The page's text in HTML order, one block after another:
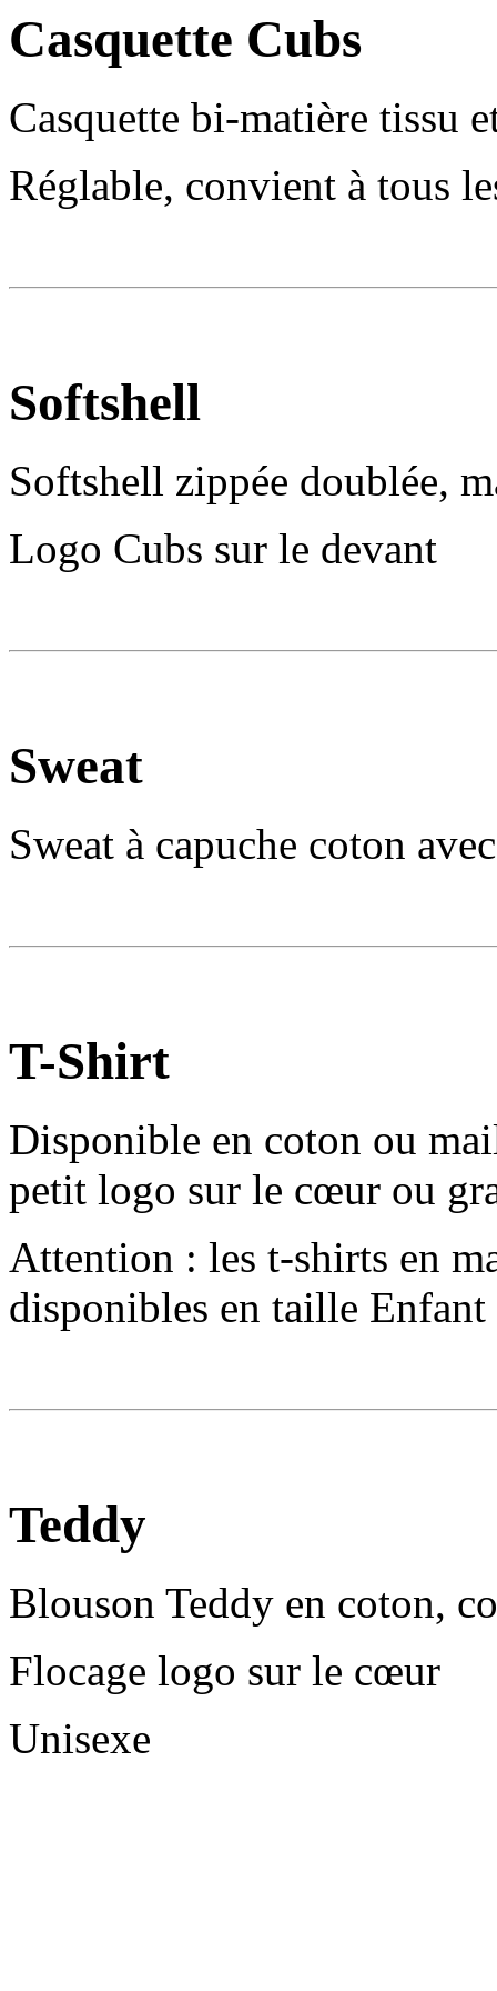
Casquette Cubs
Casquette bi-matière tissu
Réglable, convient à tous
Softshell
Softshell zippée doublée,
Logo Cubs sur le devant
Sweat
Sweat à capuche coton
T-Shirt
Disponible en coton ou
petit logo sur le cœur ou
Attention : les t-shirts en
disponibles en taille Enfant
Teddy
Blouson Teddy en coton,
Flocage logo sur le cœur
Unisexe